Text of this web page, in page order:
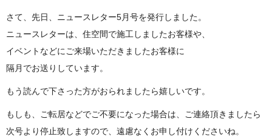
さて、先日、ニュースレター5月号を発行しました。
ニュースレターは、住空間で施工しましたお客様や、
イベントなどにご来場いただきましたお客様に
隔月でお送りしています。
もう読んで下さった方がおられましたら嬉しいです。
もしも、ご転居などでご不要になった場合は、ご連絡頂きましたら
次号より停止致しますので、遠慮なくお申し付けくださいね。